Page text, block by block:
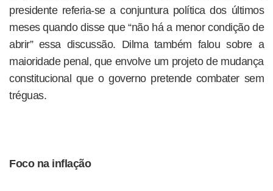
presidente referia-se a conjuntura política dos últimos
meses quando disse que “não há a menor condição de
abrir” essa discussão. Dilma também falou sobre a
maioridade penal, que envolve um projeto de mudança
constitucional que o governo pretende combater sem
tréguas.
Foco na inflação